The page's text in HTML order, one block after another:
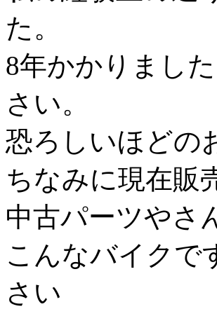
た。
8年かかりまし
さい。
恐ろしいほどの
ちなみに現在販
中古パーツやさ
こんなバイクで
さい